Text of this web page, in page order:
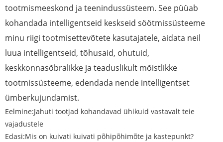
tootmismeeskond ja teenindussüsteem. See püüab
kohandada intelligentseid keskseid söötmissüsteeme
minu riigi tootmisettevõtete kasutajatele, aidata neil
luua intelligentseid, tõhusaid, ohutuid,
keskkonnasõbralikke ja teaduslikult mõistlikke
tootmissüsteeme, edendada nende intelligentset
ümberkujundamist.
Eelmine:Jahuti tootjad kohandavad ühikuid vastavalt teie
vajadustele
Edasi:Mis on kuivati ​​kuivati ​​põhipõhimõte ja kastepunkt?